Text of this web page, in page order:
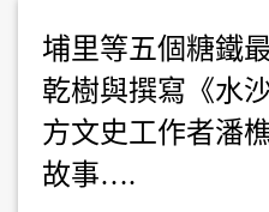
埔里等五個糖鐵
乾樹與撰寫《水
方文史工作者潘
故事….